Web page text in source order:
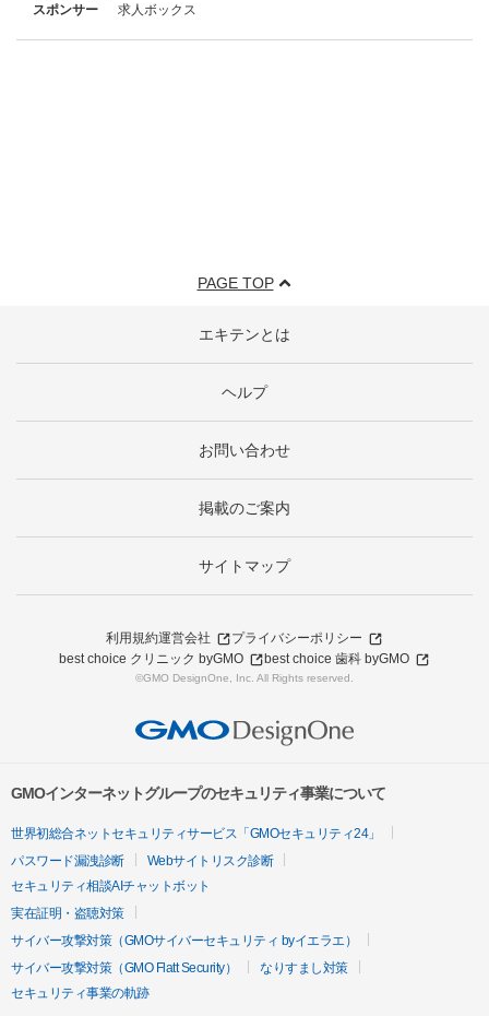
スポンサー
求人ボックス
PAGE TOP
エキテンとは
ヘルプ
お問い合わせ
掲載のご案内
サイトマップ
利用規約運営会社
プライバシーポリシー
best choice クリニック byGMO
best choice 歯科 byGMO
©GMO DesignOne, Inc. All Rights reserved.
GMOインターネットグループのセキュリティ事業について
世界初総合ネットセキュリティサービス「GMOセキュリティ24」
パスワード漏洩診断
Webサイトリスク診断
セキュリティ相談AIチャットボット
実在証明・盗聴対策
サイバー攻撃対策（GMOサイバーセキュリティ byイエラエ）
サイバー攻撃対策（GMO Flatt Security）
なりすまし対策
セキュリティ事業の軌跡